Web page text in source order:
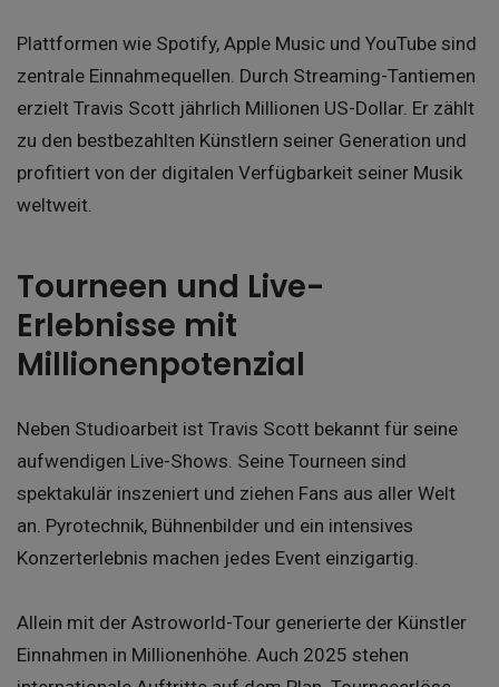
Plattformen wie Spotify, Apple Music und YouTube sind
zentrale Einnahmequellen. Durch Streaming-Tantiemen
erzielt Travis Scott jährlich Millionen US-Dollar. Er zählt
zu den bestbezahlten Künstlern seiner Generation und
profitiert von der digitalen Verfügbarkeit seiner Musik
weltweit.
Tourneen und Live-
Erlebnisse mit
Millionenpotenzial
Neben Studioarbeit ist Travis Scott bekannt für seine
aufwendigen Live-Shows. Seine Tourneen sind
spektakulär inszeniert und ziehen Fans aus aller Welt
an. Pyrotechnik, Bühnenbilder und ein intensives
Konzerterlebnis machen jedes Event einzigartig.
Allein mit der Astroworld-Tour generierte der Künstler
Einnahmen in Millionenhöhe. Auch 2025 stehen